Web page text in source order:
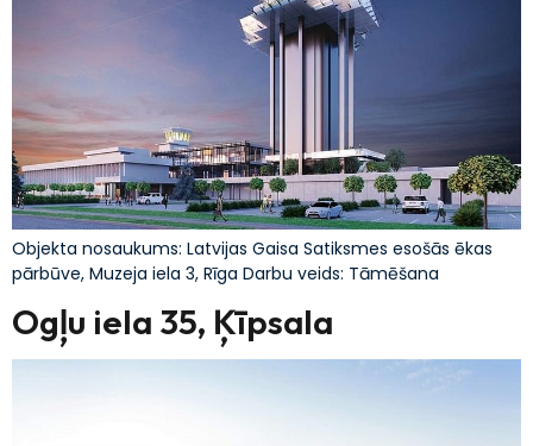
Objekta nosaukums: Latvijas Gaisa Satiksmes esošās ēkas
pārbūve, Muzeja iela 3, Rīga Darbu veids: Tāmēšana
Ogļu iela 35, Ķīpsala